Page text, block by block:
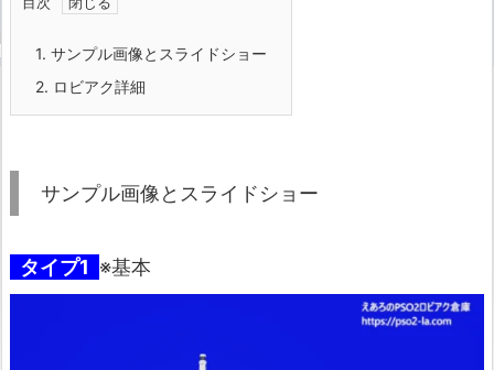
1. サンプル画像とスライドショー
2. ロビアク詳細
サンプル画像とスライドショー
タイプ1 ※基本